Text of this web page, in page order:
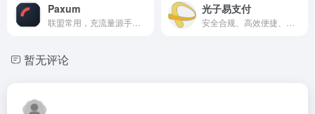
Paxum 光子易支付
暂无评论